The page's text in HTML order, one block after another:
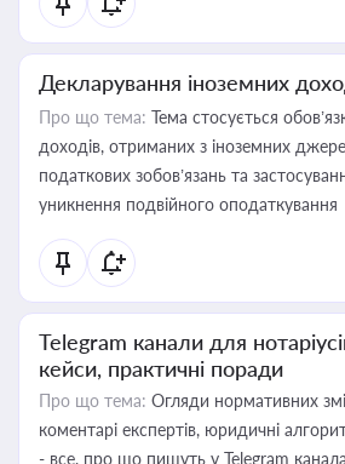
Декларування іноземних
Про що тема: Тема стосується
доходів, отриманих з іноземних
податкових зобов’язань та
уникнення подвійного оподаткування
Telegram канали для
кейси, практичні поради
Про що тема: Огляди нормативних
коментарі експертів, юридичні
- все, про що пишуть у Telegram